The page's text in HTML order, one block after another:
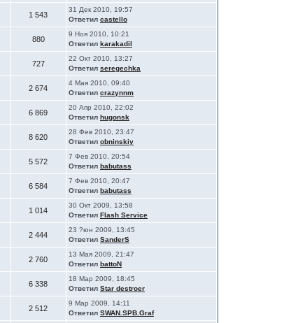
1 543
31 Дек 2010, 19:57
Ответил castello
880
9 Ноя 2010, 10:21
Ответил karakadil
727
22 Окт 2010, 13:27
Ответил seregechka
2 674
4 Мая 2010, 09:40
Ответил crazynnm
6 869
20 Апр 2010, 22:02
Ответил hugonsk
8 620
28 Фев 2010, 23:47
Ответил obninskiy
5 572
7 Фев 2010, 20:54
Ответил babutass
6 584
7 Фев 2010, 20:47
Ответил babutass
1 014
30 Окт 2009, 13:58
Ответил Flash Service
2 444
23 ?юн 2009, 13:45
Ответил SanderS
2 760
13 Мая 2009, 21:47
Ответил battoN
6 338
18 Мар 2009, 18:45
Ответил Star destroer
2 512
9 Мар 2009, 14:11
Ответил SWAN.SPB.Graf